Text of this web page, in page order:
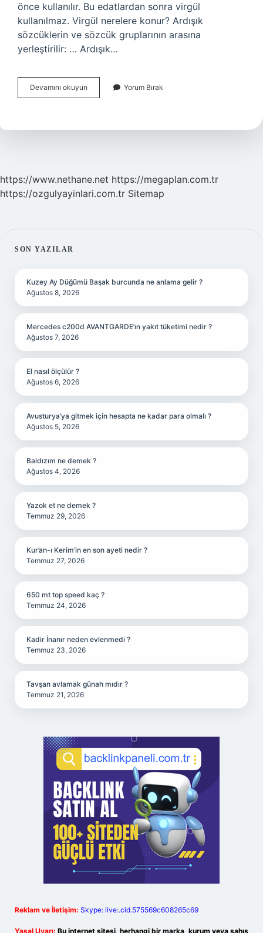
önce kullanılır. Bu edatlardan sonra virgül
kullanılmaz. Virgül nerelere konur? Ardışık
sözcüklerin ve sözcük gruplarının arasına
yerleştirilir: … Ardışık…
Devamını okuyun
Den
Konulur
Yorum Bırak
https://www.nethane.net https://megaplan.com.tr
https://ozgulyayinlari.com.tr Sitemap
SIDEBAR
SON YAZILAR
Kuzey Ay Düğümü Başak burcunda ne anlama gelir ?
Ağustos 8, 2026
Mercedes c200d AVANTGARDE’ın yakıt tüketimi nedir ?
Ağustos 7, 2026
El nasıl ölçülür ?
Ağustos 6, 2026
Avusturya’ya gitmek için hesapta ne kadar para olmalı ?
Ağustos 5, 2026
Baldızım ne demek ?
Ağustos 4, 2026
Yazok et ne demek ?
Temmuz 29, 2026
Kur’an-ı Kerim’in en son ayeti nedir ?
Temmuz 27, 2026
650 mt top speed kaç ?
Temmuz 24, 2026
Kadir İnanır neden evlenmedi ?
Temmuz 23, 2026
Tavşan avlamak günah mıdır ?
Temmuz 21, 2026
Reklam ve İletişim: Skype: live:.cid.575569c608265c69
Yasal Uyarı: Bu internet sitesi, herhangi bir marka, kurum veya şahıs